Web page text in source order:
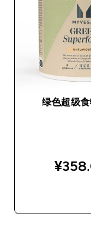
绿色超级